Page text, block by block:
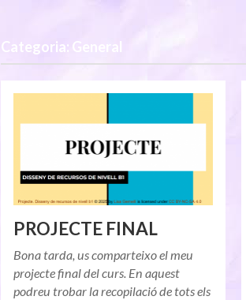
Categoria: General
PROJECTE FINAL
Bona tarda, us comparteixo el meu
projecte final del curs. En aquest
podreu trobar la recopilació de tots els